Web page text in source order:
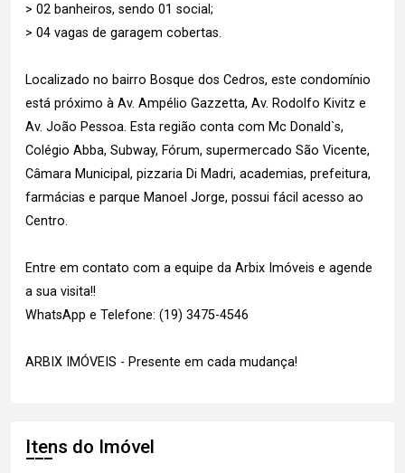
> 02 banheiros, sendo 01 social;
> 04 vagas de garagem cobertas.
Localizado no bairro Bosque dos Cedros, este condomínio
está próximo à Av. Ampélio Gazzetta, Av. Rodolfo Kivitz e
Av. João Pessoa. Esta região conta com Mc Donald`s,
Colégio Abba, Subway, Fórum, supermercado São Vicente,
Câmara Municipal, pizzaria Di Madri, academias, prefeitura,
farmácias e parque Manoel Jorge, possui fácil acesso ao
Centro.
Entre em contato com a equipe da Arbix Imóveis e agende
a sua visita!!
WhatsApp e Telefone: (19) 3475-4546
ARBIX IMÓVEIS - Presente em cada mudança!
Itens do Imóvel